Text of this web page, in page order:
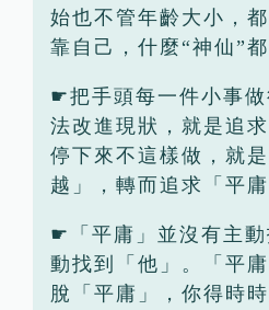
始也不管年齡大小，
靠自己，什麼“神仙”都
☛把手頭每一件小事
法改進現狀，就是追
停下來不這樣做，就
越」，轉而追求「平庸
☛「平庸」並沒有主
動找到「他」。「平
脫「平庸」，你得時